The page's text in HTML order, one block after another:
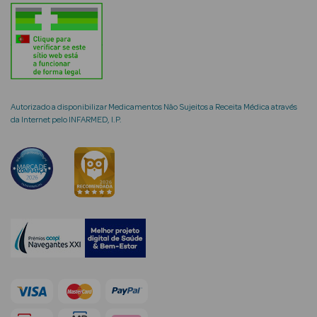
Rosto e
Ver Tudo
Cosmética
Rosto
Hidratantes
Séruns Faciais
Creme de Olhos
Anti-
Autorizado a disponibilizar Medicamentos Não Sujeitos a Receita Médica através
da Internet pelo INFARMED, I.P.